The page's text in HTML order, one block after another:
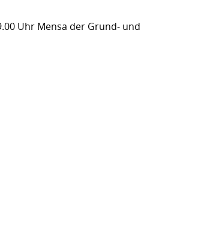
Uhr Mensa der Grund- und